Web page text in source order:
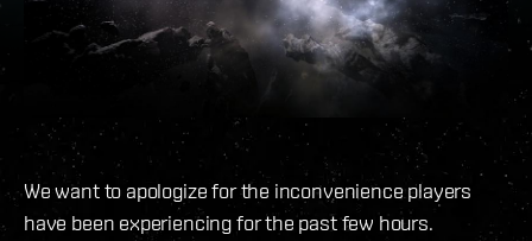
We want to apologize for the inconvenience players
have been experiencing for the past few hours.